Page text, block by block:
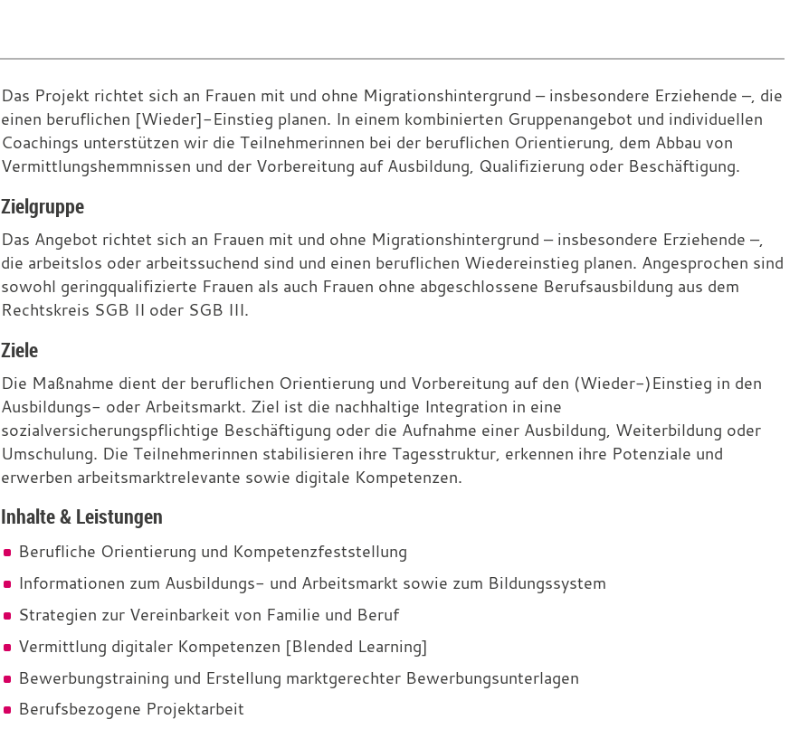
Mein
Weg
–
[Wieder-]Einstieg
in
den
Ausbildungs-
oder
Arbeitsmarkt
für
Frauen
Das Projekt richtet sich an Frauen mit und ohne Migrationshintergrund – insbesondere Erziehende –, die
einen beruflichen [Wieder]-Einstieg planen. In einem kombinierten Gruppenangebot und individuellen
Coachings unterstützen wir die Teilnehmerinnen bei der beruflichen Orientierung, dem Abbau von
Vermittlungshemmnissen und der Vorbereitung auf Ausbildung, Qualifizierung oder Beschäftigung.
Zielgruppe
Das Angebot richtet sich an Frauen mit und ohne Migrationshintergrund – insbesondere Erziehende –,
die arbeitslos oder arbeitssuchend sind und einen beruflichen Wiedereinstieg planen. Angesprochen sind
sowohl geringqualifizierte Frauen als auch Frauen ohne abgeschlossene Berufsausbildung aus dem
Rechtskreis SGB II oder SGB III.
Ziele
Die Maßnahme dient der beruflichen Orientierung und Vorbereitung auf den (Wieder-)Einstieg in den
Ausbildungs- oder Arbeitsmarkt. Ziel ist die nachhaltige Integration in eine
sozialversicherungspflichtige Beschäftigung oder die Aufnahme einer Ausbildung, Weiterbildung oder
Umschulung. Die Teilnehmerinnen stabilisieren ihre Tagesstruktur, erkennen ihre Potenziale und
erwerben arbeitsmarktrelevante sowie digitale Kompetenzen.
Inhalte & Leistungen
Berufliche Orientierung und Kompetenzfeststellung
Informationen zum Ausbildungs- und Arbeitsmarkt sowie zum Bildungssystem
Strategien zur Vereinbarkeit von Familie und Beruf
Vermittlung digitaler Kompetenzen [Blended Learning]
Bewerbungstraining und Erstellung marktgerechter Bewerbungsunterlagen
Berufsbezogene Projektarbeit